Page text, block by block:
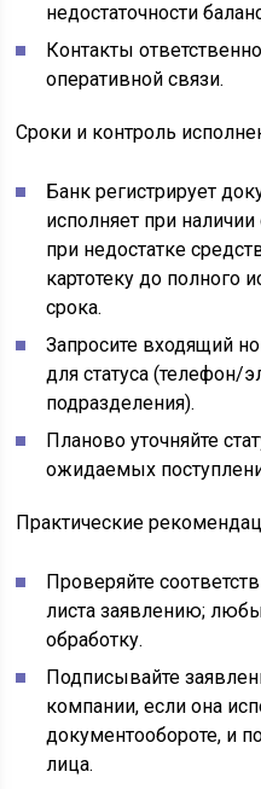
недостаточности
Контакты
оперативной связи.
Сроки и контроль
Банк регистрирует
исполняет при
при недостатке
картотеку до полного
срока.
Запросите входящий
для статуса (телефон/
подразделения).
Планово уточняйте
ожидаемых
Практические
Проверяйте
листа заявлению;
обработку.
Подписывайте
компании, если она
документообороте, и
лица.